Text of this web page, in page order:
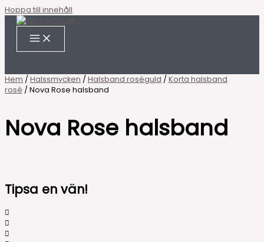
Hoppa till innehåll
Hem / Halssmycken / Halsband roséguld / Korta halsband
rosé / Nova Rose halsband
Nova Rose halsband
Tipsa en vän!